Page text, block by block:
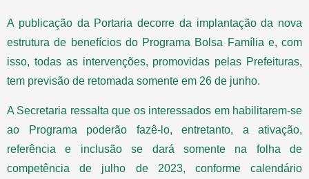
A publicação da Portaria decorre da implantação da nova
estrutura de benefícios do Programa Bolsa Família e, com
isso, todas as intervenções, promovidas pelas Prefeituras,
tem previsão de retomada somente em 26 de junho.
A Secretaria ressalta que os interessados em habilitarem-se
ao Programa poderão fazê-lo, entretanto, a ativação,
referência e inclusão se dará somente na folha de
competência de julho de 2023, conforme calendário